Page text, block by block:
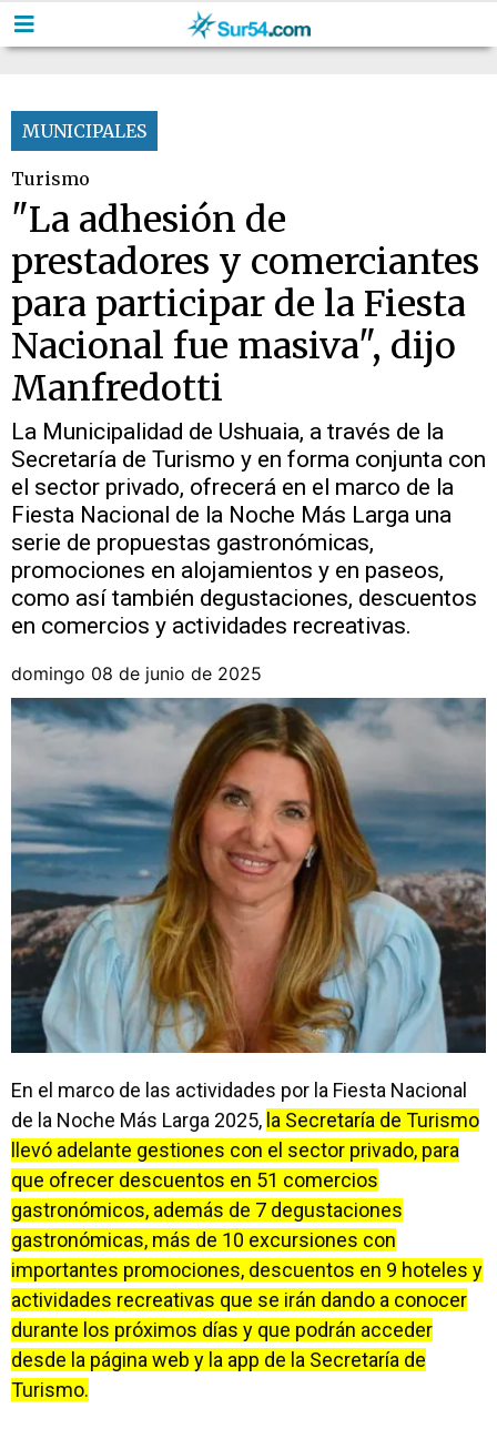
MUNICIPALES
Turismo
"La adhesión de
prestadores y comerciantes
para participar de la Fiesta
Nacional fue masiva", dijo
Manfredotti
La Municipalidad de Ushuaia, a través de la
Secretaría de Turismo y en forma conjunta con
el sector privado, ofrecerá en el marco de la
Fiesta Nacional de la Noche Más Larga una
serie de propuestas gastronómicas,
promociones en alojamientos y en paseos,
como así también degustaciones, descuentos
en comercios y actividades recreativas.
domingo 08 de junio de 2025
En el marco de las actividades por la Fiesta Nacional
de la Noche Más Larga 2025, la Secretaría de Turismo
llevó adelante gestiones con el sector privado, para
que ofrecer descuentos en 51 comercios
gastronómicos, además de 7 degustaciones
gastronómicas, más de 10 excursiones con
importantes promociones, descuentos en 9 hoteles y
actividades recreativas que se irán dando a conocer
durante los próximos días y que podrán acceder
desde la página web y la app de la Secretaría de
Turismo.